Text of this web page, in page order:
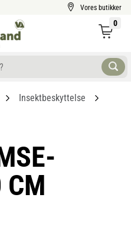
Vores butikker
0
Insektbeskyttelse